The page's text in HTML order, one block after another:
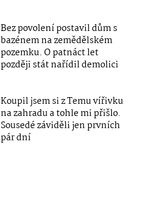
Bez povolení postavil dům s
bazénem na zemědělském
pozemku. O patnáct let
později stát nařídil demolici
Koupil jsem si z Temu vířivku
na zahradu a tohle mi přišlo.
Sousedé záviděli jen prvních
pár dní